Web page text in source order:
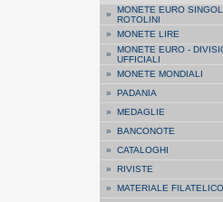
» MONETE EURO
ROTOLINI
» MONETE LIRE
» MONETE EURO -
UFFICIALI
» MONETE MONDIALI
» PADANIA
» MEDAGLIE
» BANCONOTE
» CATALOGHI
» RIVISTE
» MATERIALE FILATELICO